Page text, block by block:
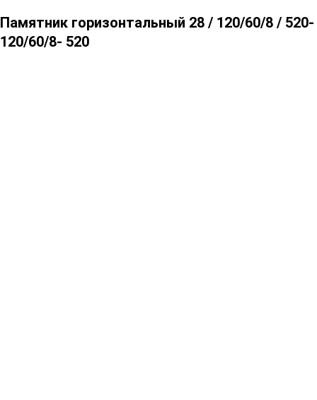
Памятник горизонтальный 28 / 120/60/8 / 520-
120/60/8- 520